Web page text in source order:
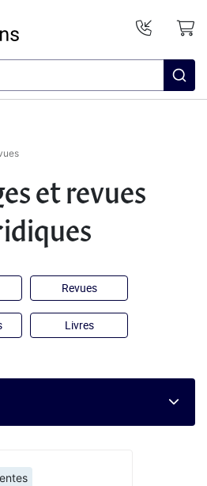
et revues
Revues
Livres